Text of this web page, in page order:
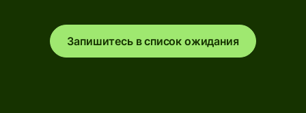
Запишитесь в список ожидания